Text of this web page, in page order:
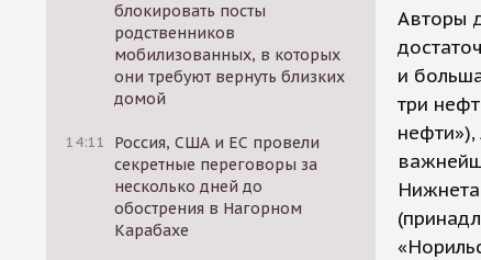
блокировать посты
родственников
мобилизованных, в которых
они требуют вернуть близких
домой
14:11
Россия, США и ЕС провели
секретные переговоры за
несколько дней до
обострения в Нагорном
Карабахе
Авторы
и
три
нефти»),